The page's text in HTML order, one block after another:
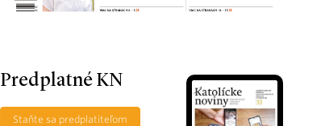
Predplatné KN
Staňte sa predplatiteľom